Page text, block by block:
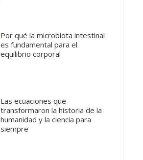
Por qué la microbiota intestinal
es fundamental para el
equilibrio corporal
Las ecuaciones que
transformaron la historia de la
humanidad y la ciencia para
siempre